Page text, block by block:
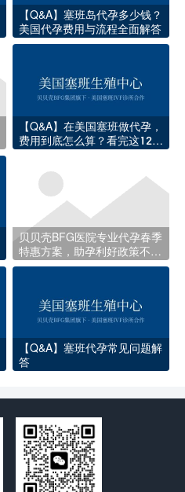
【Q&A】塞班岛代孕多少钱？
美国代孕费用与流程全面解答
【Q&A】在美国塞班做代孕，
费用到底怎么算？看完这12项
贝贝壳BFG医院专业代孕春季
特惠方案，助孕利好政策不容
错过
【Q&A】塞班代孕常见问题解
答